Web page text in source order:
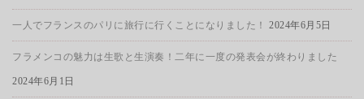
一人でフランスのパリに旅行に行くことになりました！ 2024年6月5日
フラメンコの魅力は生歌と生演奏！二年に一度の発表会が終わりました
2024年6月1日